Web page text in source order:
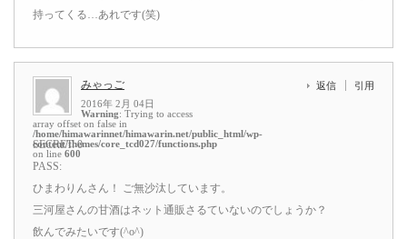
持ってくる…あれです(笑)
みゃっご
2016年 2月 04日
Warning: Trying to access
array offset on false in
/home/himawarinnet/himawarin.net/public_html/wp-
content/themes/core_tcd027/functions.php
on line 600
返信 引用
SECRET: 0
PASS:
ひまわりんさん！ ご無沙汰しています。
三河屋さんの甘酒はネット通販さるていないのでしょうか？
飲んでみたいです(^o^)